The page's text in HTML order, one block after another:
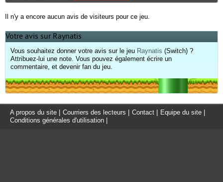
Il n'y a encore aucun avis de visiteurs pour ce jeu.
Votre avis sur Raynatis
Vous souhaitez donner votre avis sur le jeu Raynatis (Switch) ?
Attribuez-lui une note. Vous pouvez également écrire un
commentaire, et devenir fan du jeu.
A propos du site Courriers des lecteurs Contact Equipe du site
Conditions générales d'utilisation